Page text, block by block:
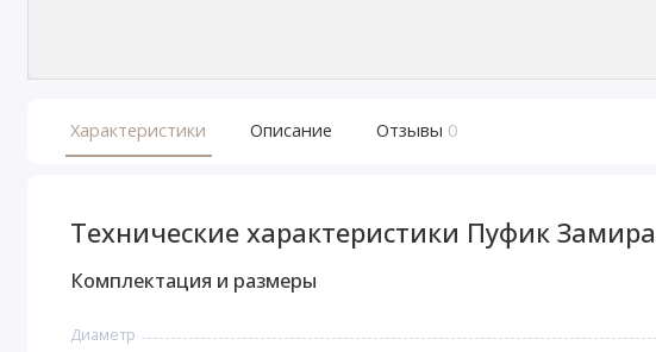
Характеристики Описание Отзывы 0
Технические характеристики Пуфик
Комплектация и размеры
Диаметр